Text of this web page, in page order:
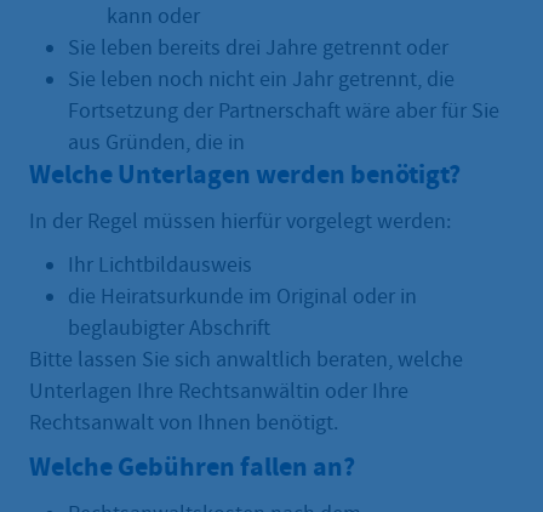
kann oder
Sie leben bereits drei Jahre getrennt oder
Sie leben noch nicht ein Jahr getrennt, die
Fortsetzung der Partnerschaft wäre aber für Sie
aus Gründen, die in
Welche Unterlagen werden benötigt?
In der Regel müssen hierfür vorgelegt werden:
Ihr Lichtbildausweis
die Heiratsurkunde im Original oder in
beglaubigter Abschrift
Bitte lassen Sie sich anwaltlich beraten, welche
Unterlagen Ihre Rechtsanwältin oder Ihre
Rechtsanwalt von Ihnen benötigt.
Welche Gebühren fallen an?